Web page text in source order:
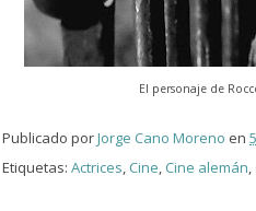
El personaje de
Publicado porJorge Cano Moreno en
Etiquetas: Actrices, Cine, Cine alemán,